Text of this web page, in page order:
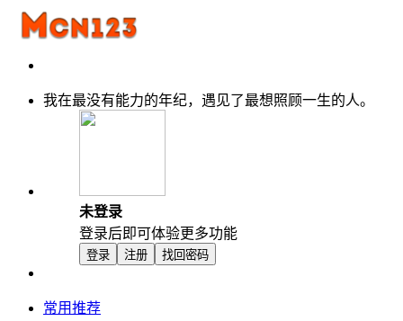
我在最没有能力的年纪，遇见了最想照顾一生的人。
未登录
登录后即可体验更多功能
登录 注册 找回密码
常用推荐